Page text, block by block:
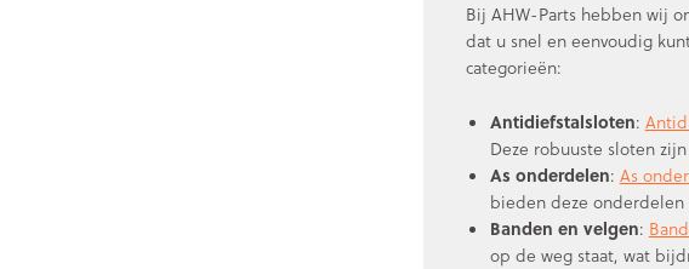
Bij AHW-Parts hebben wij
dat u snel en eenvoudig
categorieën:
Antidiefstalsloten:
Deze robuuste sloten
As onderdelen: As
bieden deze
Banden en velgen:
op de weg staat, wat